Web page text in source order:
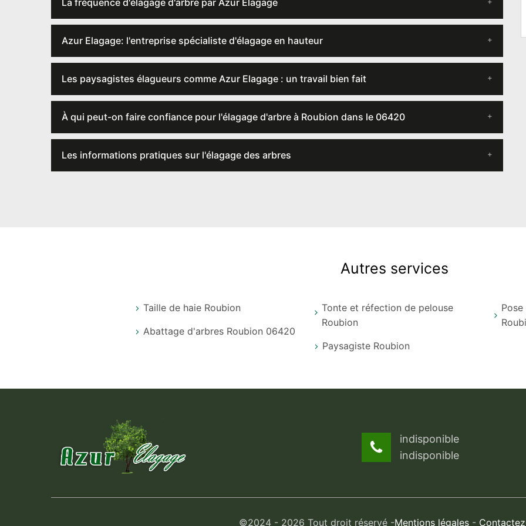
La fréquence d'élagage d'arbre par Azur Elagage
Azur Elagage: l'entreprise spécialiste d'élagage en hauteur
Les paysagistes élagueurs comme Azur Elagage : un travail bien fait
À qui peut-on faire confiance pour l'élagage d'arbre à Roubion dans le 06420
Les informations pratiques sur l'élagage des arbres
Autres services
Taille de haie Roubion
Abattage d'arbres Roubion 06420
Tonte et réfection de pelouse
Roubion
Paysagiste Roubion
indisponible
indisponible
©2024 - 2026 Tout droit réservé -Mentions légales-